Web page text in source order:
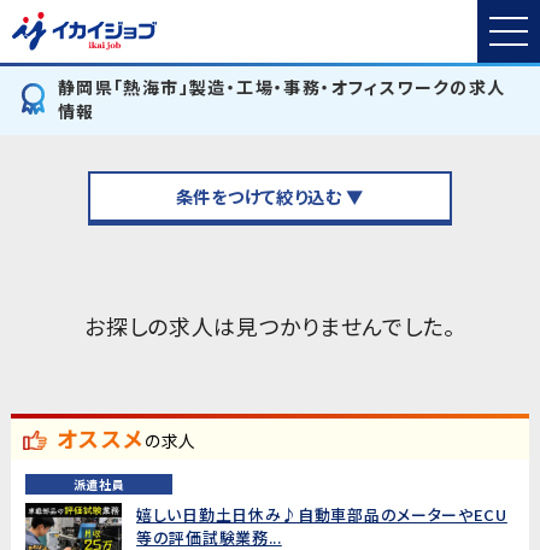
静岡県「熱海市」製造・工場・事務・オフィスワークの求人
情報
条件をつけて絞り込む ▼
お探しの求人は見つかりませんでした。
オススメの求人
派遣社員
嬉しい日勤土日休み♪自動車部品のメーターやECU
等の評価試験業務...